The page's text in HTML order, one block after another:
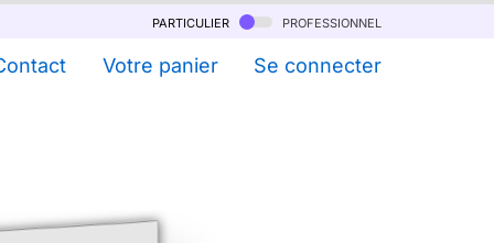
particulier professionnel
Votre panier Se connecter